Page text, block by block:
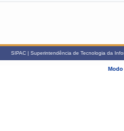
SIPAC | Superintendência de Tecnologia da
Modo